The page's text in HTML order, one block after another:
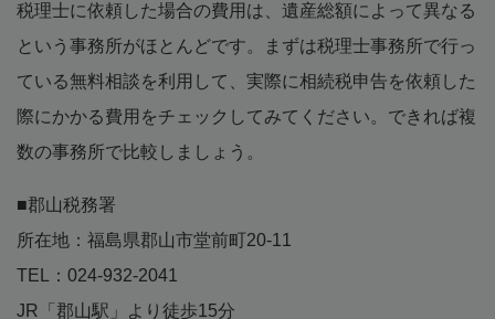
税理士に依頼した場合の費用は、遺産総額によって異なる
という事務所がほとんどです。まずは税理士事務所で行っ
ている無料相談を利用して、実際に相続税申告を依頼した
際にかかる費用をチェックしてみてください。できれば複
数の事務所で比較しましょう。
■郡山税務署
所在地：福島県郡山市堂前町20-11
TEL：024-932-2041
JR「郡山駅」より徒歩15分